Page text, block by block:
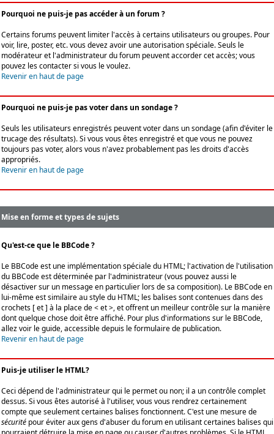
Pourquoi ne puis-je pas accéder à un forum ?
Certains forums peuvent limiter l'accès à certains utilisateurs ou groupes. Pour
voir, lire, poster, etc. vous devez avoir une autorisation spéciale. Seuls le
modérateur et l'administrateur du forum peuvent accorder cet accès; vous
pouvez les contacter si vous le voulez.
Revenir en haut de page
Pourquoi ne puis-je pas voter dans un sondage ?
Seuls les utilisateurs enregistrés peuvent voter dans un sondage (afin d'éviter le
trucage des résultats). Si vous vous êtes enregistré et que vous ne pouvez
toujours pas voter, alors vous n'avez probablement pas les droits d'accès
appropriés.
Revenir en haut de page
Mise en forme et types de sujets
Qu'est-ce que le BBCode ?
Le BBCode est une implémentation spéciale du HTML; l'activation de l'utilisation
du BBCode est déterminée par l'administrateur (vous pouvez aussi le
désactiver sur un message en particulier lors de sa composition). Le BBCode en
lui-même est similaire au style du HTML; les balises sont contenues dans des
crochets [ et ] à la place de < et >, et offrent un meilleur contrôle sur la manière
dont quelque chose doit être affiché. Pour plus d'informations sur le BBCode,
allez voir le guide, accessible depuis le formulaire de publication.
Revenir en haut de page
Puis-je utiliser le HTML?
Ceci dépend de l'administrateur qui le permet ou non; il a un contrôle complet
dessus. Si vous êtes autorisé à l'utiliser, vous vous rendrez certainement
compte que seulement certaines balises fonctionnent. C'est une mesure de
sécurité pour éviter aux gens d'abuser du forum en utilisant certaines balises qui